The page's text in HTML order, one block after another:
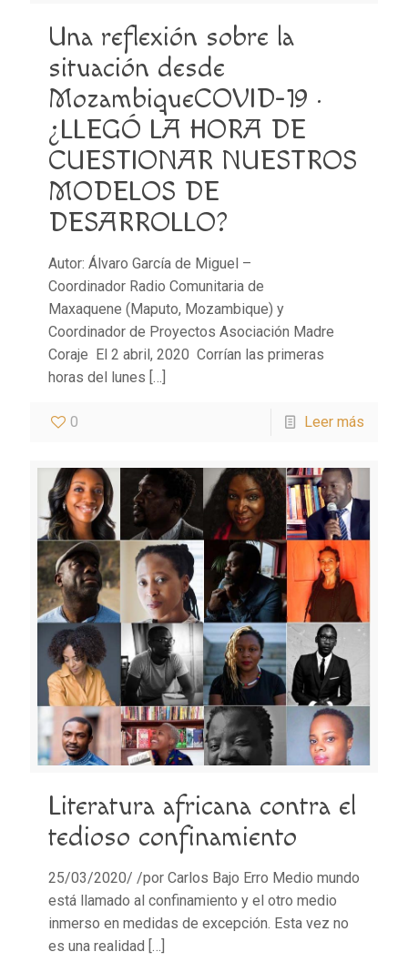
Una reflexión sobre la
situación desde
MozambiqueCOVID-19 ·
¿LLEGÓ LA HORA DE
CUESTIONAR NUESTROS
MODELOS DE
DESARROLLO?
Autor: Álvaro García de Miguel –
Coordinador Radio Comunitaria de
Maxaquene (Maputo, Mozambique) y
Coordinador de Proyectos Asociación Madre
Coraje El 2 abril, 2020 Corrían las primeras
horas del lunes […]
0 Leer más
Literatura africana contra el
tedioso confinamiento
25/03/2020/ /por Carlos Bajo Erro Medio mundo
está llamado al confinamiento y el otro medio
inmerso en medidas de excepción. Esta vez no
es una realidad […]